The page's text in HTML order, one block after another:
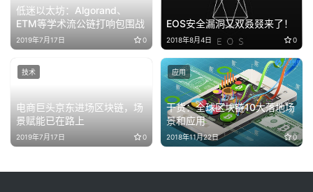
低迷以太坊：Algorand、
ETM等学术流公链打响包围战
2019年7月17日 0
EOS安全漏洞又双叒叕来了！
2018年8月4日 0
电商巨头京东进场区块链，场
景赋能已在路上
2019年7月17日 0
技术
干货：全球区块链10大落地场
景和应用
2018年11月22日 0
应用